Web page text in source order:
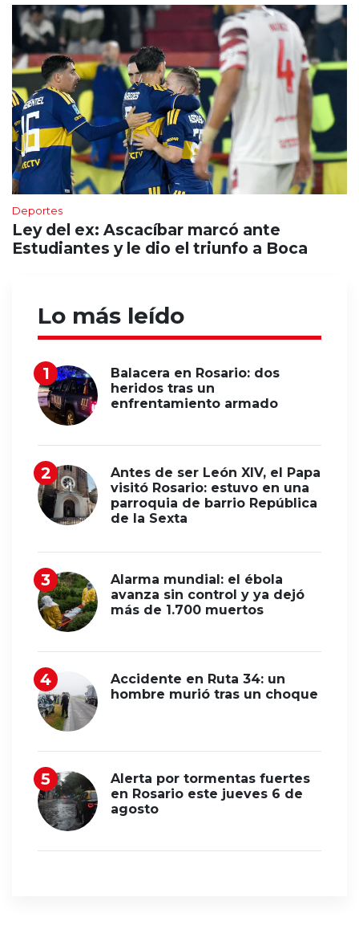
Deportes
Ley del ex: Ascacíbar marcó ante
Estudiantes y le dio el triunfo a Boca
Lo más leído
Balacera en Rosario: dos
heridos tras un
enfrentamiento armado
Antes de ser León XIV, el Papa
visitó Rosario: estuvo en una
parroquia de barrio República
de la Sexta
Alarma mundial: el ébola
avanza sin control y ya dejó
más de 1.700 muertos
Accidente en Ruta 34: un
hombre murió tras un choque
Alerta por tormentas fuertes
en Rosario este jueves 6 de
agosto